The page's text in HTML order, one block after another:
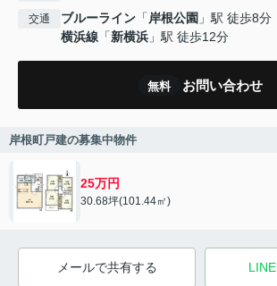
交通 ブルーライン 「 岸根公園 」駅 徒歩8分
横浜線 「新横浜 」駅 徒歩12分
無料 お問い合わせ
岸根町戸建の募集中物件
25万円
30.68坪(101.44㎡)
メールで共有する